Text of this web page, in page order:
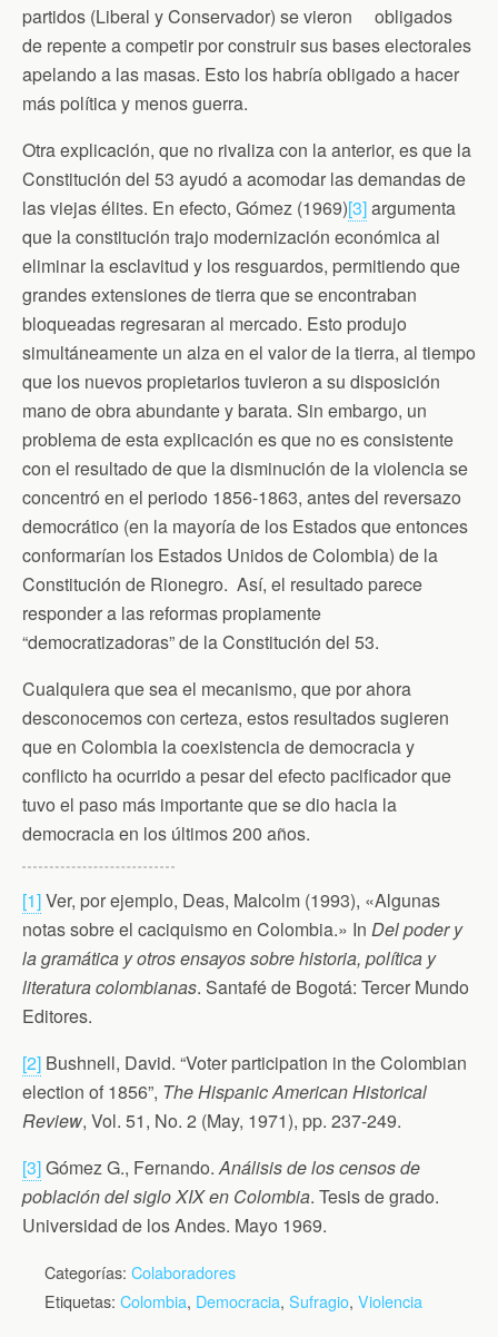
partidos (Liberal y Conservador) se vieron obligados
de repente a competir por construir sus bases electorales
apelando a las masas. Esto los habría obligado a hacer
más política y menos guerra.
Otra explicación, que no rivaliza con la anterior, es que la
Constitución del 53 ayudó a acomodar las demandas de
las viejas élites. En efecto, Gómez (1969)[3]argumenta
que la constitución trajo modernización económica al
eliminar la esclavitud y los resguardos, permitiendo que
grandes extensiones de tierra que se encontraban
bloqueadas regresaran al mercado. Esto produjo
simultáneamente un alza en el valor de la tierra, al tiempo
que los nuevos propietarios tuvieron a su disposición
mano de obra abundante y barata. Sin embargo, un
problema de esta explicación es que no es consistente
con el resultado de que la disminución de la violencia se
concentró en el periodo 1856-1863, antes del reversazo
democrático (en la mayoría de los Estados que entonces
conformarían los Estados Unidos de Colombia) de la
Constitución de Rionegro. Así, el resultado parece
responder a las reformas propiamente
“democratizadoras” de la Constitución del 53.
Cualquiera que sea el mecanismo, que por ahora
desconocemos con certeza, estos resultados sugieren
que en Colombia la coexistencia de democracia y
conflicto ha ocurrido a pesar del efecto pacificador que
tuvo el paso más importante que se dio hacia la
democracia en los últimos 200 años.
[1]Ver, por ejemplo, Deas, Malcolm (1993), «Algunas
notas sobre el caciquismo en Colombia.» In Del poder y
la gramática y otros ensayos sobre historia, política y
literatura colombianas. Santafé de Bogotá: Tercer Mundo
Editores.
[2] Bushnell, David. “Voter participation in the Colombian
election of 1856”, The Hispanic American Historical
Review, Vol. 51, No. 2 (May, 1971), pp. 237-249.
[3]Gómez G., Fernando.Análisis de los censos de
población del siglo XIX en Colombia. Tesis de grado.
Universidad de los Andes. Mayo 1969.
Categorías: Colaboradores
Etiquetas: Colombia, Democracia, Sufragio, Violencia